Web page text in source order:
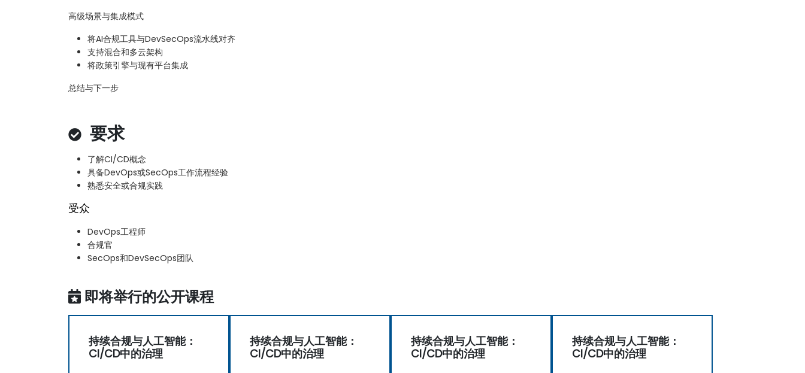
高级场景与集成模式
将AI合规工具与DevSecOps流水线对齐
支持混合和多云架构
将政策引擎与现有平台集成
总结与下一步
要求
了解CI/CD概念
具备DevOps或SecOps工作流程经验
熟悉安全或合规实践
受众
DevOps工程师
合规官
SecOps和DevSecOps团队
即将举行的公开课程
持续合规与人工智能：
CI/CD中的治理
持续合规与人工智能：
CI/CD中的治理
持续合规与人工智能：
CI/CD中的治理
持续合规与人工智能：
CI/CD中的治理